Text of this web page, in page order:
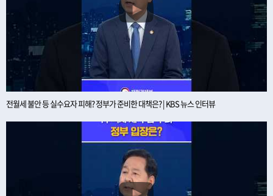
전월세 불안 등 실수요자 피해? 정부가 준비한 대책은? | KBS 뉴스 인터뷰